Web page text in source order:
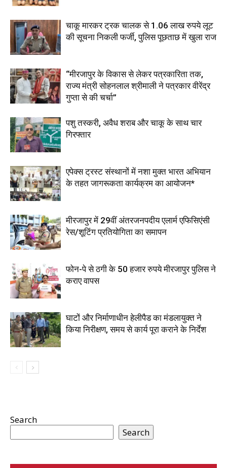
चाकू मारकर ट्रक चालक से 1.06 लाख रुपये लूट
की सूचना निकली फर्जी, पुलिस पूछताछ में खुला राज
“मीरजापुर के विकास से लेकर पत्रकारिता तक,
राज्य मंत्री सोहनलाल श्रीमाली ने पत्रकार वीरेंद्र
गुप्ता से की चर्चा”
पशु तस्करी, अवैध शराब और चाकू के साथ चार
गिरफ्तार
एपेक्स ट्रस्ट संस्थानों में नशा मुक्त भारत अभियान
के तहत जागरूकता कार्यक्रम का आयोजन*
मीरजापुर में 29वीं अंतरजनपदीय एलार्म एफिसिएंसी
रेस/शूटिंग प्रतियोगिता का समापन
फोन-पे से ठगी के 50 हजार रुपये मीरजापुर पुलिस ने
कराए वापस
घाटों और निर्माणाधीन हेलीपैड का मंडलायुक्त ने
किया निरीक्षण, समय से कार्य पूरा कराने के निर्देश
Search
Search